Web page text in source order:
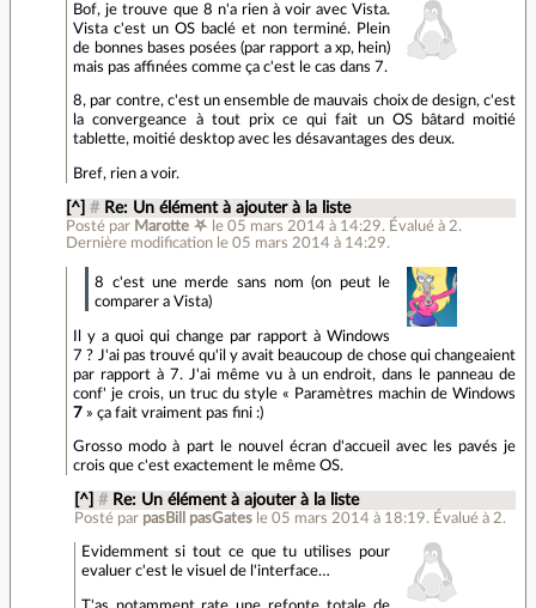
Bof, je trouve que 8 n'a rien à voir avec Vista.
Vista c'est un OS baclé et non terminé. Plein
de bonnes bases posées (par rapport a xp, hein)
mais pas affinées comme ça c'est le cas dans 7.
8, par contre, c'est un ensemble de mauvais choix de design, c'est
la convergeance à tout prix ce qui fait un OS bâtard moitié
tablette, moitié desktop avec les désavantages des deux.
Bref, rien a voir.
[^] # Re: Un élément à ajouter à la liste
Posté par Marotte ⛧ le 05 mars 2014 à 14:29. Évalué à 2.
Dernière modification le 05 mars 2014 à 14:29.
8 c'est une merde sans nom (on peut le
comparer a Vista)
Il y a quoi qui change par rapport à Windows
7 ? J'ai pas trouvé qu'il y avait beaucoup de chose qui changeaient
par rapport à 7. J'ai même vu à un endroit, dans le panneau de
conf' je crois, un truc du style « Paramètres machin de Windows
7 » ça fait vraiment pas fini :)
Grosso modo à part le nouvel écran d'accueil avec les pavés je
crois que c'est exactement le même OS.
[^] # Re: Un élément à ajouter à la liste
Posté par pasBill pasGates le 05 mars 2014 à 18:19. Évalué à 2.
Evidemment si tout ce que tu utilises pour
evaluer c'est le visuel de l'interface…